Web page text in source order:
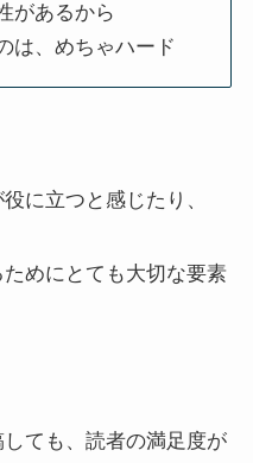
があるから
は、めちゃハード
に立つと感じたり、
めにとても大切な要素
ても、読者の満足度が